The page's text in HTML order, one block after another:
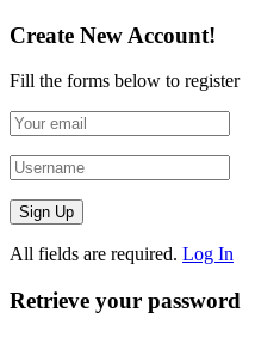
Create New Account!
Fill the forms below to register
All fields are required. Log In
Retrieve your password